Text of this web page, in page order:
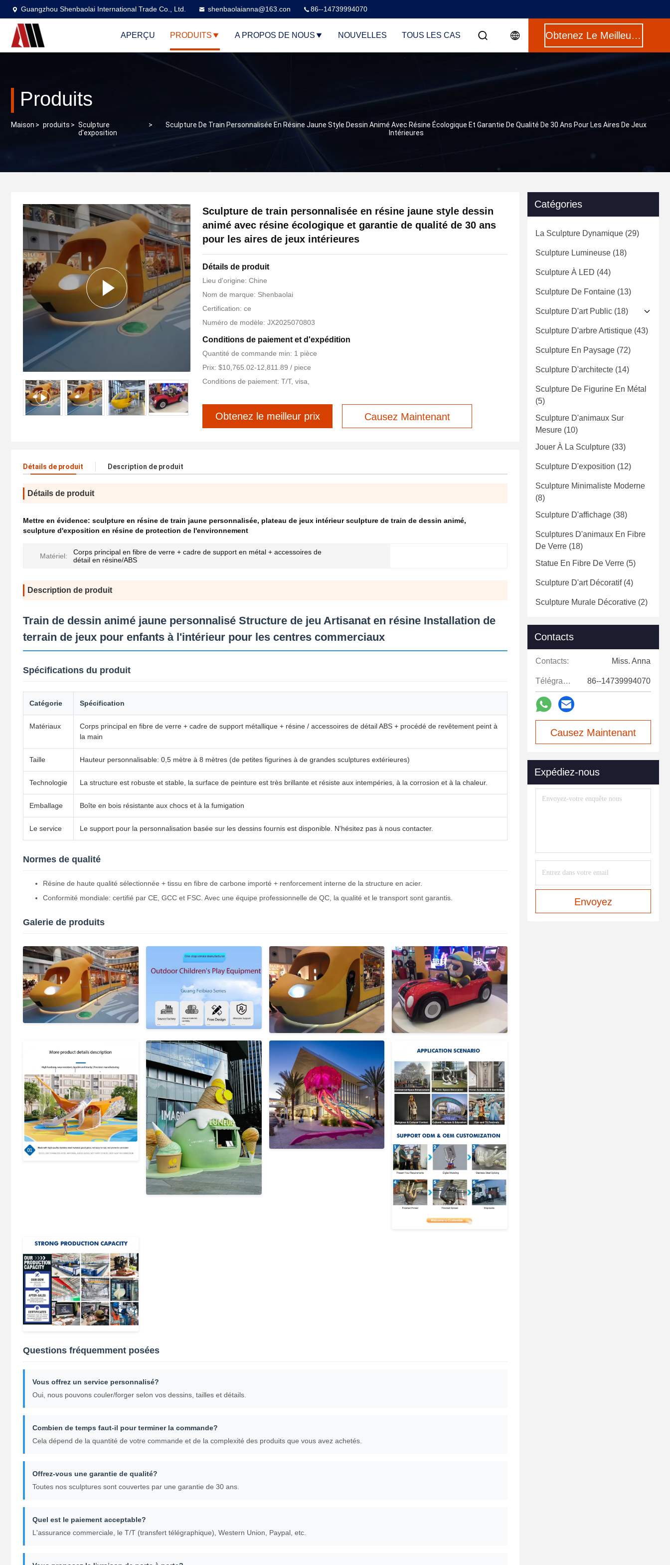
Guangzhou Shenbaolai International Trade Co., Ltd. shenbaolaianna@163.con 86--14739994070
APERÇU PRODUITS A PROPOS DE NOUS NOUVELLES TOUS LES CAS Obtenez Le Meilleur Prix
Produits
Maison > produits > Sculpture
d'exposition
>
Sculpture De Train Personnalisée En Résine Jaune Style Dessin Animé Avec Résine Écologique Et Garantie De Qualité De 30 Ans Pour Les Aires De Jeux
Intérieures
Sculpture de train personnalisée en résine jaune style dessin
animé avec résine écologique et garantie de qualité de 30 ans
pour les aires de jeux intérieures
Détails de produit
Lieu d'origine: Chine
Nom de marque: Shenbaolai
Certification: ce
Numéro de modèle: JX2025070803
Conditions de paiement et d'expédition
Quantité de commande min: 1 pièce
Prix: $10,765.02-12,811.89 / piece
Conditions de paiement: T/T, visa,
Obtenez le meilleur prix Causez Maintenant
Détails de produit Description de produit
Détails de produit
Mettre en évidence: sculpture en résine de train jaune personnalisée, plateau de jeux intérieur sculpture de train de dessin animé,
sculpture d'exposition en résine de protection de l'environnement
Matériel:
Corps principal en fibre de verre + cadre de support en métal + accessoires de
détail en résine/ABS
Description de produit
Train de dessin animé jaune personnalisé Structure de jeu Artisanat en résine Installation de
terrain de jeux pour enfants à l'intérieur pour les centres commerciaux
Spécifications du produit
Catégorie Spécification
Matériaux
Corps principal en fibre de verre + cadre de support métallique + résine / accessoires de détail ABS + procédé de revêtement peint à
la main
Taille Hauteur personnalisable: 0,5 mètre à 8 mètres (de petites figurines à de grandes sculptures extérieures)
Technologie La structure est robuste et stable, la surface de peinture est très brillante et résiste aux intempéries, à la corrosion et à la chaleur.
Emballage Boîte en bois résistante aux chocs et à la fumigation
Le service Le support pour la personnalisation basée sur les dessins fournis est disponible. N'hésitez pas à nous contacter.
Normes de qualité
Résine de haute qualité sélectionnée + tissu en fibre de carbone importé + renforcement interne de la structure en acier.
Conformité mondiale: certifié par CE, GCC et FSC. Avec une équipe professionnelle de QC, la qualité et le transport sont garantis.
Galerie de produits
Questions fréquemment posées
Vous offrez un service personnalisé?
Oui, nous pouvons couler/forger selon vos dessins, tailles et détails.
Combien de temps faut-il pour terminer la commande?
Cela dépend de la quantité de votre commande et de la complexité des produits que vous avez achetés.
Offrez-vous une garantie de qualité?
Toutes nos sculptures sont couvertes par une garantie de 30 ans.
Quel est le paiement acceptable?
L'assurance commerciale, le T/T (transfert télégraphique), Western Union, Paypal, etc.
Catégories
La Sculpture Dynamique (29)
Sculpture Lumineuse (18)
Sculpture À LED (44)
Sculpture De Fontaine (13)
Sculpture D'art Public (18)
Sculpture D'arbre Artistique (43)
Sculpture En Paysage (72)
Sculpture D'architecte (14)
Sculpture De Figurine En Métal
(5)
Sculpture D'animaux Sur
Mesure (10)
Jouer À La Sculpture (33)
Sculpture D'exposition (12)
Sculpture Minimaliste Moderne
(8)
Sculpture D'affichage (38)
Sculptures D'animaux En Fibre
De Verre (18)
Statue En Fibre De Verre (5)
Sculpture D'art Décoratif(4)
Sculpture Murale Décorative (2)
Contacts
Contacts: Miss. Anna
Télégramme: 86--14739994070
Causez Maintenant
Expédiez-nous
Envoyez